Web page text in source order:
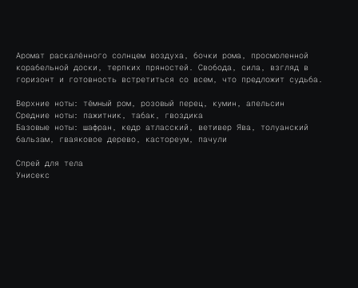
Аромат раскалённого солнцем воздуха, бочки рома, просмоленной
корабельной доски, терпких пряностей. Свобода, сила, взгляд в
горизонт и готовность встретиться со всем, что предложит судьба.
Верхние ноты: тёмный ром, розовый перец, кумин, апельсин
Средние ноты: пажитник, табак, гвоздика
Базовые ноты: шафран, кедр атласский, ветивер Ява, толуанский
бальзам, гваяковое дерево, кастореум, пачули
Спрей для тела
Унисекс